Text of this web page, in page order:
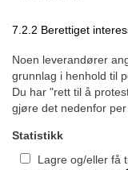
7.2.2 Berettiget
Noen leverandører
grunnlag i henhold til
Du har "rett til å
gjøre det nedenfor per
Statistikk
Lagre og/eller få